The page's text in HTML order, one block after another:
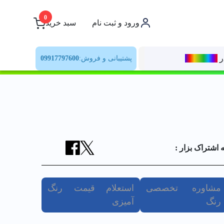
ورود و ثبت نام سبد خرید
0
پشتیبانی و فروش:09917797600
اشتراک بزار :
مشاوره تخصصی
رنگ
استعلام قیمت رنگ
آمیزی